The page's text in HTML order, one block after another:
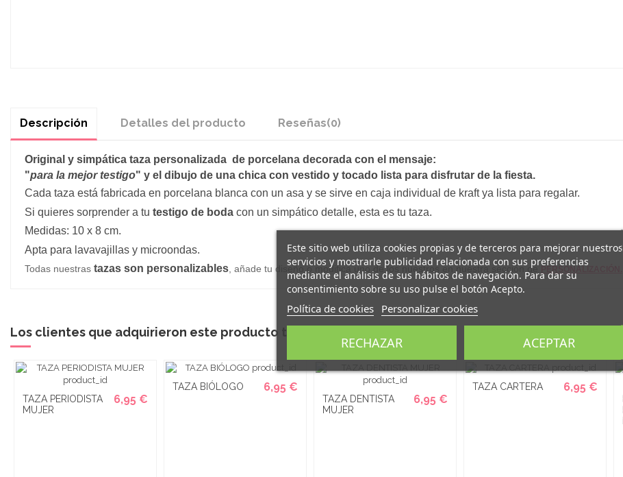
Descripción Detalles del producto Reseñas(0)
Original y simpática taza personalizada de porcelana decorada con el mensaje:
"para lamejor testigo" y el dibujo de unachica con vestido y tocado lista para disfrutar de la fiesta.
Cada taza está fabricada en porcelana blanca con un asa y se sirve en caja individual de kraft ya lista para regalar.
Si quieres sorprender a tu testigo de bodacon un simpático detalle, esta es tu taza.
Medidas: 10 x 8 cm.
Apta para lavavajillas y microondas.
Todas nuestras tazas son personalizables, añade tu diseño o modifica uno de los nuestros en nuestra sección de PERSONALIZACIÓN.
Los clientes que adquirieron este producto también compraron:
TAZA PERIODISTA
MUJER
6,95 €
TAZA BIÓLOGO 6,95 €
TAZA DENTISTA
MUJER
6,95 €
TAZA CARTERA 6,95 €
Este sitio web utiliza cookies propias y de terceros para mejorar nuestros
servicios y mostrarle publicidad relacionada con sus preferencias
mediante el análisis de sus hábitos de navegación. Para dar su
consentimiento sobre su uso pulse el botón Acepto.
Política de cookies Personalizar cookies
RECHAZAR ACEPTAR